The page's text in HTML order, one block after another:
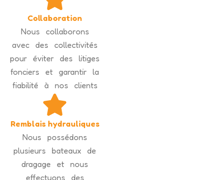
Collaboration
Nous collaborons
avec des collectivités
pour éviter des litiges
fonciers et garantir la
fiabilité à nos clients
Remblais hydrauliques
Nous possédons
plusieurs bateaux de
dragage et nous
effectuons des